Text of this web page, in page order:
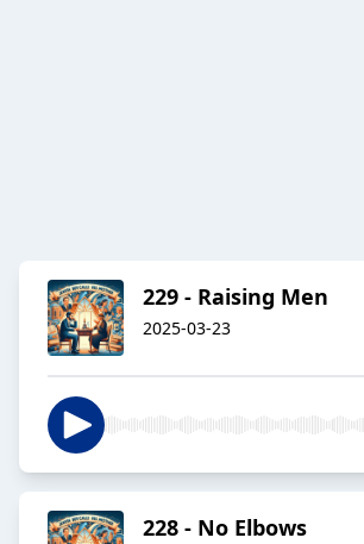
229 - Raising Men
2025-03-23
228 - No Elbows